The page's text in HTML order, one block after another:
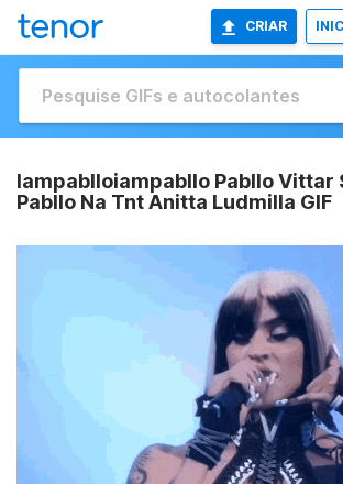
CRIAR
Iampablloiampabllo Pabllo Vittar
Pabllo Na Tnt Anitta Ludmilla GIF